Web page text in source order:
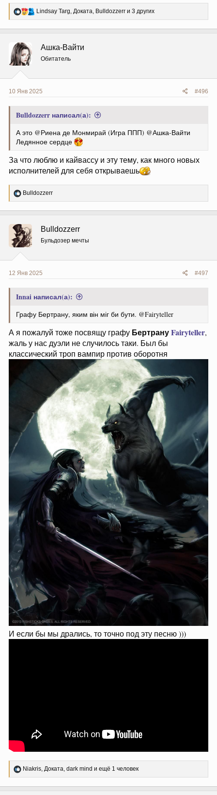
Р
е
Lindsay Targ, Доката, Bulldozzerr и 3 других
Ашка-Вайти
Обитатель
10 Янв 2025 #496
Bulldozzerr написал(а):
А это @Риена де Монмирай (Игра ППП) @Ашка-Вайти
Ледянное сердце
За что люблю и кайвассу и эту тему, как много новых
исполнителей для себя открываешь
Р
е
ц
и
и
:
Bulldozzerr
Bulldozzerr
Бульдозер мечты
12 Янв 2025 #497
Innai написал(а):
Графу Бертрану, яким він міг би бути. @Fairyteller
А я пожалуй тоже посвящу графу БертрануFairyteller,
жаль у нас дуэли не случилось таки. Был бы
классический троп вампир против оборотня
И если бы мы дрались, то точно под эту песню )))
Р
е
Niakris, Доката, dark mind и ещё 1 человек